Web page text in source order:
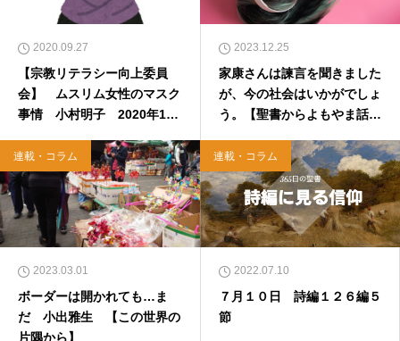
2020.09.27
【宗教リテラシー向上委員
会】 ムスリム女性のマスク
事情 小村明子 2020年10
2023.12.25
家康さんは諫言を聞きました
が、今の社会はいかがでしょ
う。【聖書からよもやま話４
連載・コラム
2023.03.01
ボーダーは開かれても…ま
だ 小出雅生 【この世界の
片隅から】
連載・コラム
2022.07.10
７月１０日 詩編１２６編５
節